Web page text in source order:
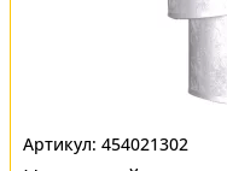
454021302